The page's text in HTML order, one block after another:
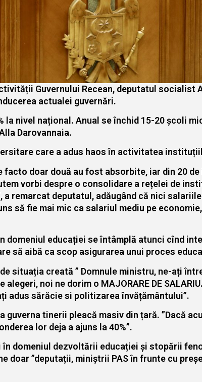
Guvernului Recean, deputatul socialist
actualei guvernări.
nivel național. Anual se închid 15-20 școli
Darovannaia.
care a adus haos în activitatea
doar două au fost absorbite, iar din 20
vorbi despre o consolidare a rețelei de
remarcat deputatul, adăugând că nici
să fie mai mic ca salariul mediu pe
domeniul educației se întâmplă atunci cînd
să aibă ca scop asigurarea unui proces
situația creată ” Domnule ministru, ne-ați
noi ne dorim o MAJORARE DE
adus sărăcie si politizarea învățământului”.
tinerii pleacă masiv din țară. ”Dacă
lor deja a ajuns la 40%”.
domeniul dezvoltării educației și stopării
”deputații, miniștrii PAS în frunte cu